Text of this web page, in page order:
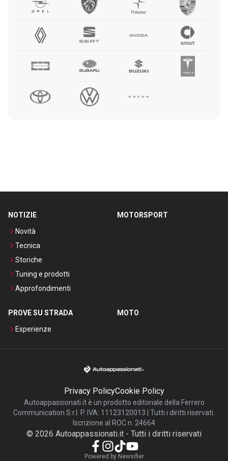
NOTIZIE
Novità
Tecnica
Storiche
Tuning e prodotti
Approfondimenti
MOTORSPORT
PROVE SU STRADA
Esperienze
MOTO
Privacy PolicyCookie Policy
Autoappassionati.it è un prodotto editoriale della Ferrero
Communication S.r.l. P. IVA: 11123120013 | Tutti i diritti riservati.
Iscrizione al ROC n. 24664
© 2026 Autoappassionati.it - Tutti i diritti riservati
Powered by Newsifier